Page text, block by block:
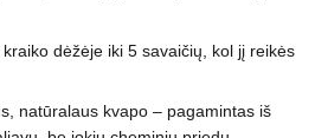
dėžėje iki 5 savaičių, kol jį reikės
natūralaus kvapo – pagamintas iš